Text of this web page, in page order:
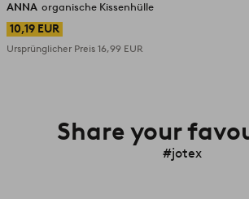
ANNA organische Kissenhülle
10,19 EUR
Ursprünglicher Preis 16,99 EUR
Share your
#jotex